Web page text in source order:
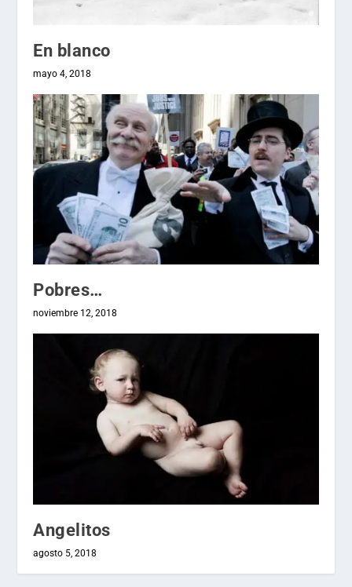
En blanco
mayo 4, 2018
Pobres…
noviembre 12, 2018
Angelitos
agosto 5, 2018